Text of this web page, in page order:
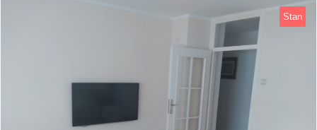
Stan